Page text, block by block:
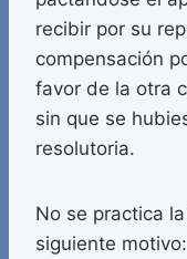
recibir por su
compensación
favor de la otra
sin que se
resolutoria.
No se practica
siguiente motivo: